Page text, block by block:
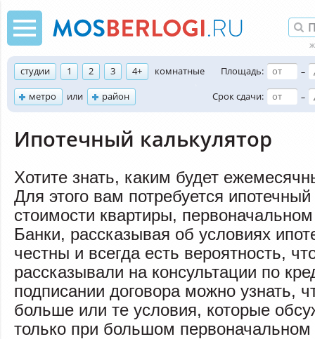
студии 1 2 3 4+
комнатные
метро
или район
Площадь:
–
Срок сдачи:
–
Ипотечный калькулятор
Хотите знать, каким будет
Для этого вам потребуется
стоимости квартиры,
Банки, рассказывая об условиях
честны и всегда есть вероятность,
рассказывали на консультации по
подписании договора можно узнать,
больше или те условия, которые
только при большом первоначальном